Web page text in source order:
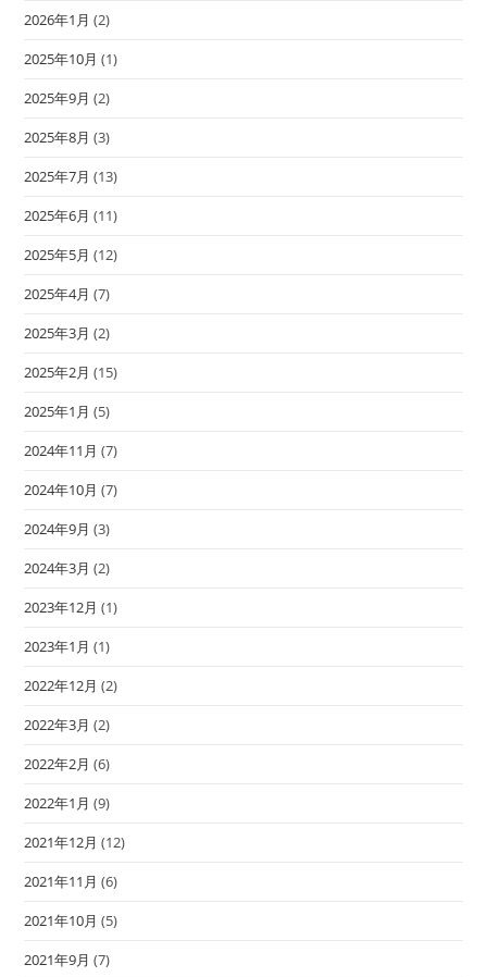
2026年1月 (2)
2025年10月 (1)
2025年9月 (2)
2025年8月 (3)
2025年7月 (13)
2025年6月 (11)
2025年5月 (12)
2025年4月 (7)
2025年3月 (2)
2025年2月 (15)
2025年1月 (5)
2024年11月 (7)
2024年10月 (7)
2024年9月 (3)
2024年3月 (2)
2023年12月 (1)
2023年1月 (1)
2022年12月 (2)
2022年3月 (2)
2022年2月 (6)
2022年1月 (9)
2021年12月 (12)
2021年11月 (6)
2021年10月 (5)
2021年9月 (7)